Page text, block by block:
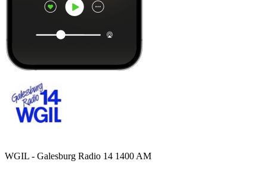
WGIL - Galesburg Radio 14 1400 AM